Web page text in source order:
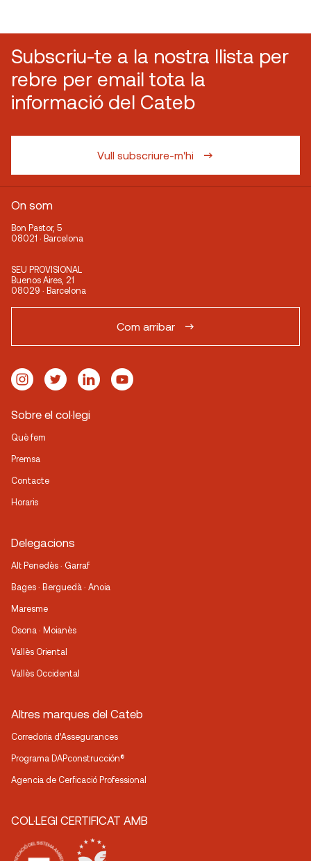
Subscriu-te a la nostra llista per
rebre per email tota la
informació del Cateb
Vull subscriure-m'hi
On som
Bon Pastor, 5
08021 · Barcelona
SEU PROVISIONAL
Buenos Aires, 21
08029 · Barcelona
Com arribar
Sobre el col·legi
Què fem
Premsa
Contacte
Horaris
Delegacions
Alt Penedès · Garraf
Bages · Berguedà · Anoia
Maresme
Osona · Moianès
Vallès Oriental
Vallès Occidental
Altres marques del Cateb
Corredoria d’Assegurances
Programa DAPconstrucción®
Agencia de Cerficació Professional
COL·LEGI CERTIFICAT AMB